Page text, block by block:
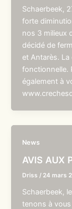
Schaerbeek,
forte
nos 3 milieux
décidé de
et Antarès.
fonctionnelle.
également à
News
AVIS AUX
Driss / 24 mars
Schaerbeek,
tenons à